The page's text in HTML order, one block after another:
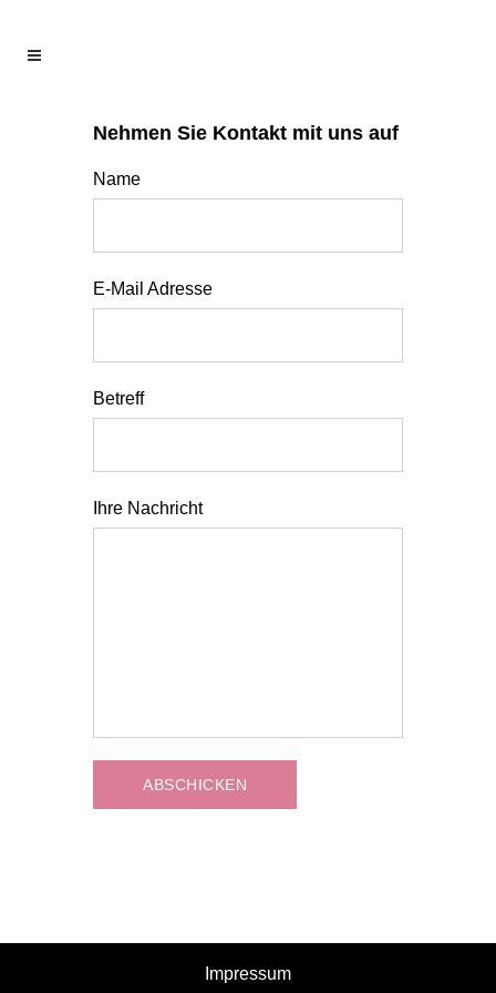
Nehmen Sie Kontakt mit uns auf
Name
E-Mail Adresse
Betreff
Ihre Nachricht
Impressum